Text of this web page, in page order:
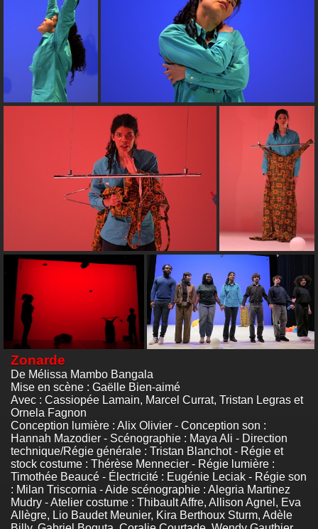
Zonarde
De Mélissa Mambo Bangala
Mise en scène : Gaëlle Bien-aimé
Avec : Cassiopée Lamain, Marcel Currat, Tristan Legras et
Ornela Fagnon
Conception lumière : Alix Olivier - Conception son :
Hannah Mazodier - Scénographie : Maya Ali - Direction
technique/Régie générale : Tristan Blanchot - Régie et
stock costume : Thérèse Mennecier - Régie lumière :
Timothée Beaucé - Électricité : Eugénie Leciak - Régie son
: Milan Triscornia - Aide scénographie : Alegria Martinez
Mudry - Atelier costume : Thibault Affre, Allison Agnel, Eva
Allègre, Lio Baudet Meunier, Kira Berthoux Sturm, Adèle